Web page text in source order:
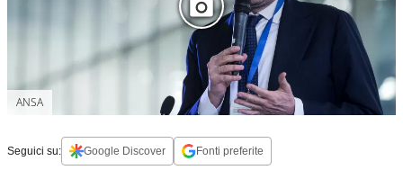
ANSA
Seguici su: Google Discover Fonti preferite